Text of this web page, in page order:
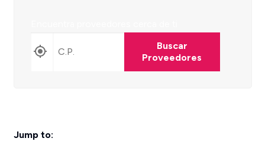
Buscar
Proveedores
Jump to: